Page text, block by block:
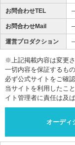
お問合わせTEL
お問合わせMail
運営プロダクション
※上記掲載内容は変更
一切内容を保証するも
必ず公式サイトをご確
当サイトを利用したこ
イト管理者に責任は及
オーディ